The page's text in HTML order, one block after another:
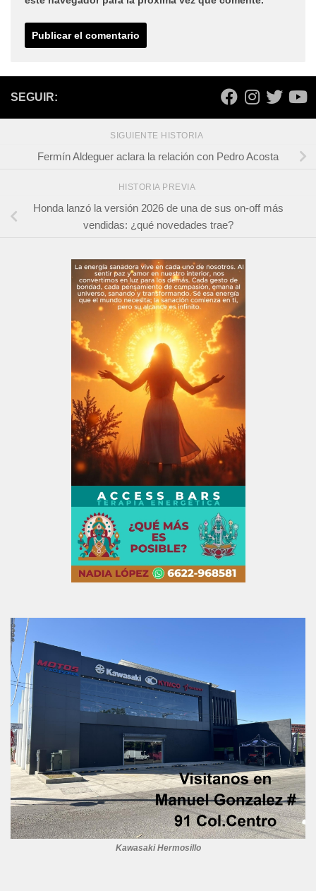
SEGUIR:
SIGUIENTE HISTORIA
Fermín Aldeguer aclara la relación con Pedro Acosta
HISTORIA PREVIA
Honda lanzó la versión 2026 de una de sus on-off más
vendidas: ¿qué novedades trae?
Kawasaki Hermosillo